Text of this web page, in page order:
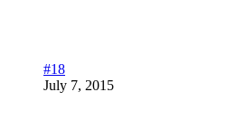
#18
July 7, 2015